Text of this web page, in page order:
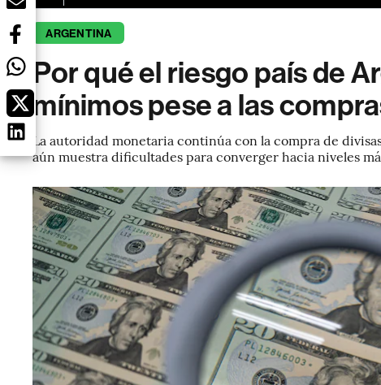
ARGENTINA
Por qué el riesgo país de
mínimos pese a las
La autoridad monetaria continúa con la compra de
aún muestra dificultades para converger hacia niveles